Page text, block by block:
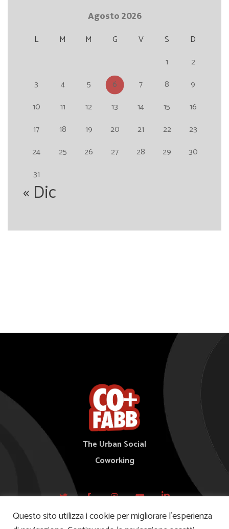
Agosto 2026
L M M G V S
D
1
2
3
4 5 6 7 8
9
10
11 12 13 14 15
16
17
18 19 20 21 22
23
24
25 26 27 28 29
30
31
« Dic
The Urban Social
Coworking
Questo sito utilizza i cookie per migliorare l’esperienza